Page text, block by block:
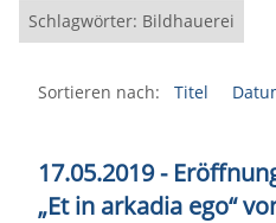
Schlagwörter: Bildhauerei
Sortieren nach: Titel
17.05.2019 -
„Et in arkadia ego“